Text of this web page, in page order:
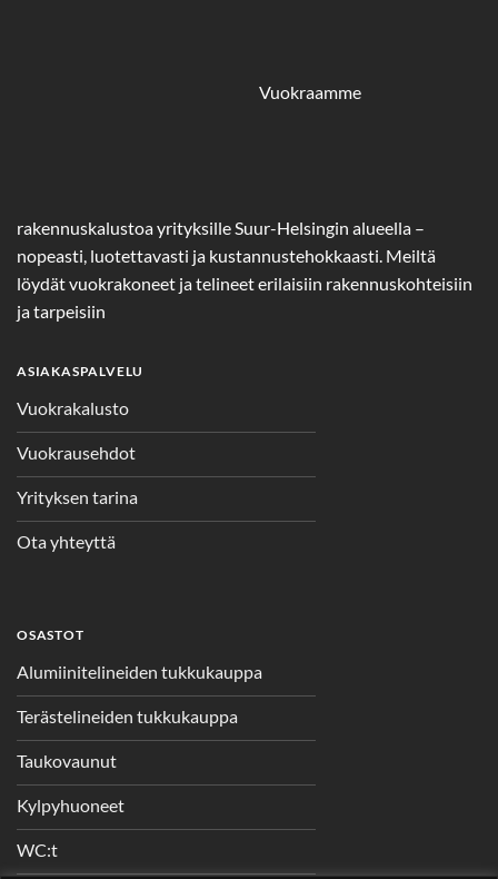
Vuokraamme
rakennuskalustoa yrityksille Suur-Helsingin alueella –
nopeasti, luotettavasti ja kustannustehokkaasti. Meiltä
löydät vuokrakoneet ja telineet erilaisiin rakennuskohteisiin
ja tarpeisiin
ASIAKASPALVELU
Vuokrakalusto
Vuokrausehdot
Yrityksen tarina
Ota yhteyttä
OSASTOT
Alumiinitelineiden tukkukauppa
Terästelineiden tukkukauppa
Taukovaunut
Kylpyhuoneet
WC:t